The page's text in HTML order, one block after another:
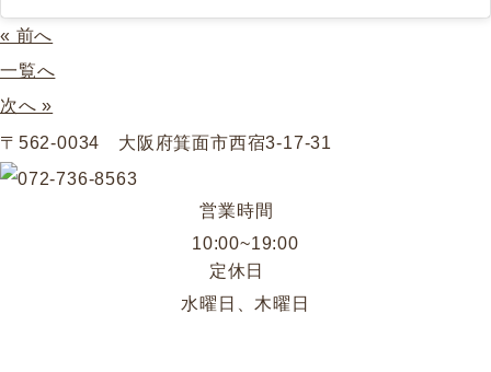
« 前へ
一覧へ
次へ »
〒562-0034 大阪府箕面市西宿3-17-31
営業時間
10:00~19:00
定休日
水曜日、木曜日